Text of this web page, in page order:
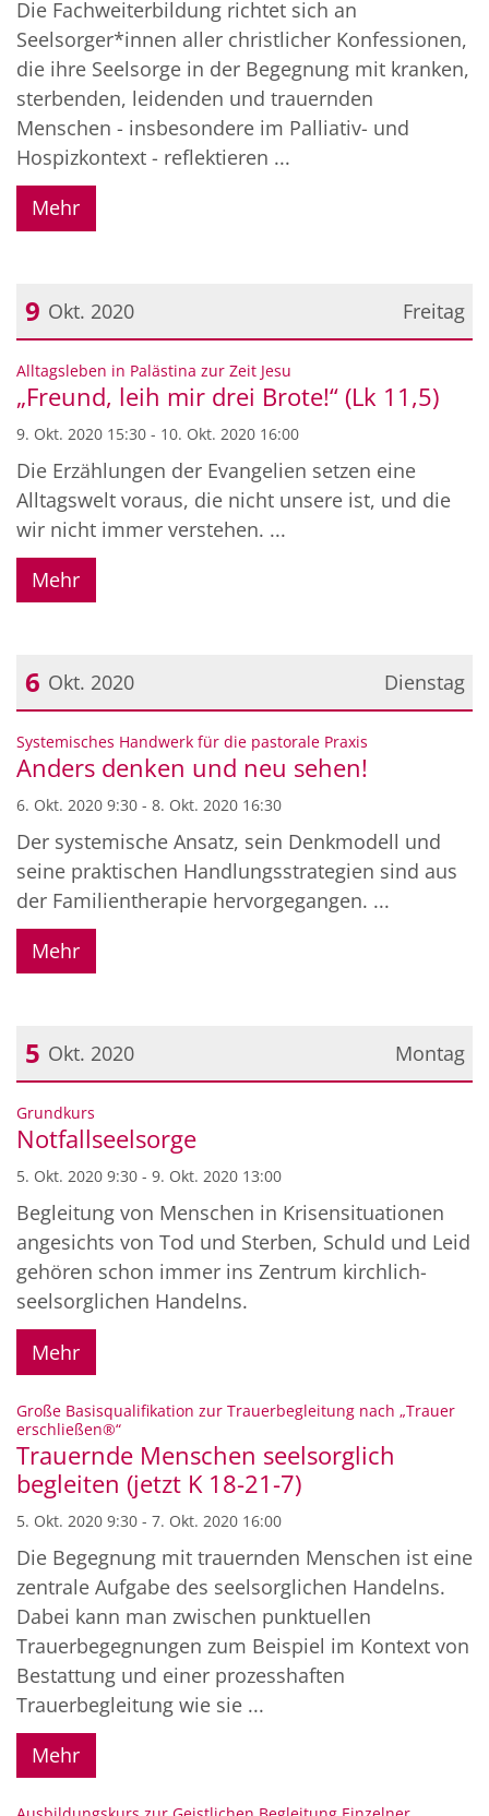
Die Fachweiterbildung richtet sich an
Seelsorger*innen aller christlicher Konfessionen,
die ihre Seelsorge in der Begegnung mit kranken,
sterbenden, leidenden und trauernden
Menschen - insbesondere im Palliativ- und
Hospizkontext - reflektieren ...
Mehr
Freitag
9 Okt. 2020
Datum: 9. Oktober 2020
Alltagsleben in Palästina zur Zeit Jesu
„Freund, leih mir drei Brote!“ (Lk 11,5)
9. Okt. 2020 15:30 - 10. Okt. 2020 16:00
Die Erzählungen der Evangelien setzen eine
Alltagswelt voraus, die nicht unsere ist, und die
wir nicht immer verstehen. ...
Mehr
Dienstag
6 Okt. 2020
Datum: 6. Oktober 2020
Systemisches Handwerk für die pastorale Praxis
Anders denken und neu sehen!
6. Okt. 2020 9:30 - 8. Okt. 2020 16:30
Der systemische Ansatz, sein Denkmodell und
seine praktischen Handlungsstrategien sind aus
der Familientherapie hervorgegangen. ...
Mehr
Montag
5 Okt. 2020
Datum: 5. Oktober 2020
Grundkurs
Notfallseelsorge
5. Okt. 2020 9:30 - 9. Okt. 2020 13:00
Begleitung von Menschen in Krisensituationen
angesichts von Tod und Sterben, Schuld und Leid
gehören schon immer ins Zentrum kirchlich-
seelsorglichen Handelns.
Mehr
Große Basisqualifikation zur Trauerbegleitung nach „Trauer
erschließen®“:
Trauernde Menschen seelsorglich
begleiten (jetzt K 18-21-7)
5. Okt. 2020 9:30 - 7. Okt. 2020 16:00
Die Begegnung mit trauernden Menschen ist eine
zentrale Aufgabe des seelsorglichen Handelns.
Dabei kann man zwischen punktuellen
Trauerbegegnungen zum Beispiel im Kontext von
Bestattung und einer prozesshaften
Trauerbegleitung wie sie ...
Mehr